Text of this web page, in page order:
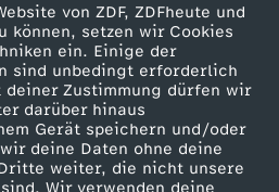
von ZDF, ZDFheute und
können, setzen wir Cookies
ein. Einige der
sind unbedingt erforderlich
Zustimmung dürfen wir
darüber hinaus
Gerät speichern und/oder
deine Daten ohne deine
weiter, die nicht unsere
Wir verwenden deine
Service
ZDFmitreden
Kontakt zum ZDF